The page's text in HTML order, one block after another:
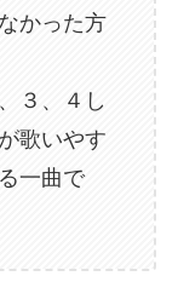
かった方
３、４し
歌いやす
一曲で